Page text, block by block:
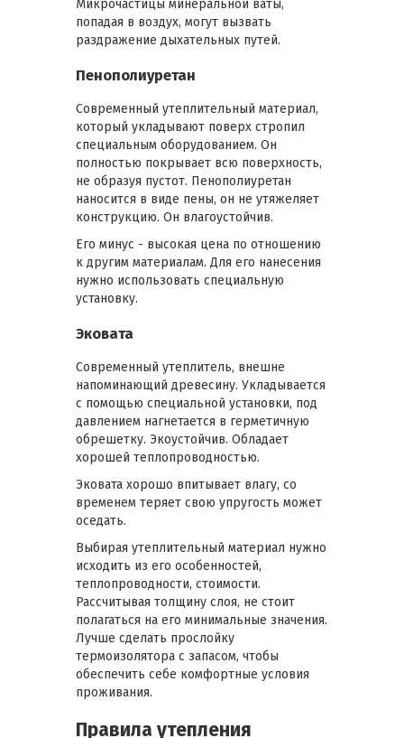
Микрочастицы минеральной ваты,
попадая в воздух, могут вызвать
раздражение дыхательных путей.
Пенополиуретан
Современный утеплительный материал,
который укладывают поверх стропил
специальным оборудованием. Он
полностью покрывает всю поверхность,
не образуя пустот. Пенополиуретан
наносится в виде пены, он не утяжеляет
конструкцию. Он влагоустойчив.
Его минус - высокая цена по отношению
к другим материалам. Для его нанесения
нужно использовать специальную
установку.
Эковата
Современный утеплитель, внешне
напоминающий древесину. Укладывается
с помощью специальной установки, под
давлением нагнетается в герметичную
обрешетку. Экоустойчив. Обладает
хорошей теплопроводностью.
Эковата хорошо впитывает влагу, со
временем теряет свою упругость может
оседать.
Выбирая утеплительный материал нужно
исходить из его особенностей,
теплопроводности, стоимости.
Рассчитывая толщину слоя, не стоит
полагаться на его минимальные значения.
Лучше сделать прослойку
термоизолятора с запасом, чтобы
обеспечить себе комфортные условия
проживания.
Правила утепления